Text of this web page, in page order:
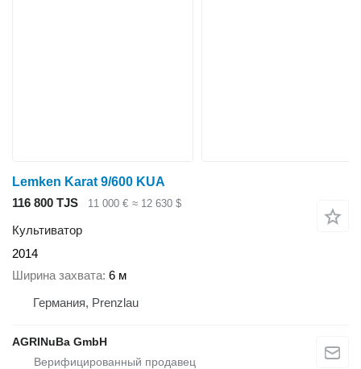
Lemken Karat 9/600 KUA
116 800 TJS
11 000 € ≈ 12 630 $
Культиватор
2014
Ширина захвата 6 м
Германия, Prenzlau
AGRINuBa GmbH